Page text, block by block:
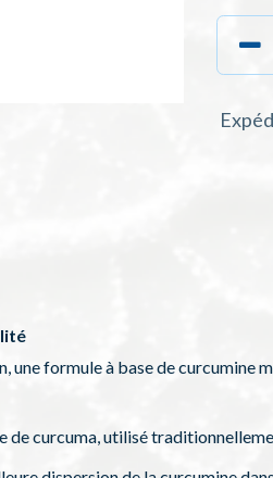
une formule à base de
de curcuma, utilisé